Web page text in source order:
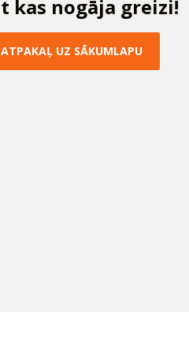
t kas nogāja greizi!
ATPAKAĻ UZ SĀKUMLAPU